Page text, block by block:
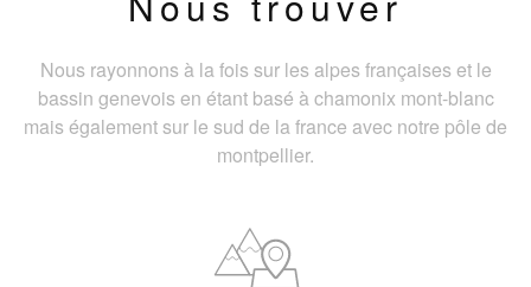
Nous rayonnons à la fois sur les alpes françaises et le
bassin genevois en étant basé à chamonix mont-blanc
mais également sur le sud de la france avec notre pôle de
montpellier.